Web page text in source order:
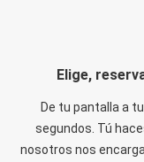
Elige,
De tu pantalla a
segundos. Tú
nosotros nos